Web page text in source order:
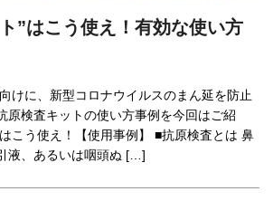
”はこう使え！有効な使い方
けに、新型コロナウイルスのまん延を防止
原検査キットの使い方事例を今回はご紹
こう使え！【使用事例】 ■抗原検査とは 鼻
液、あるいは咽頭ぬ […]